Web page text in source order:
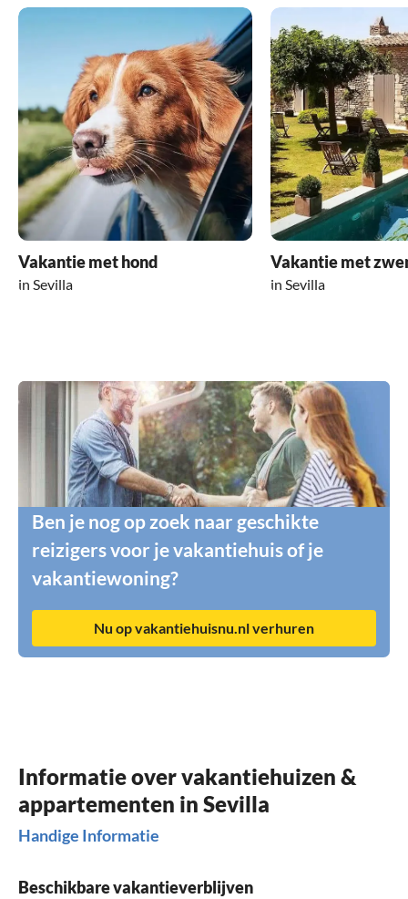
Vakantie met hond
in Sevilla
Vakantie met
in Sevilla
Ben je nog op zoek naar geschikte
reizigers voor je vakantiehuis of je
vakantiewoning?
Nu op vakantiehuisnu.nl verhuren
Informatie over vakantiehuizen &
appartementen in Sevilla
Handige Informatie
Beschikbare vakantieverblijven